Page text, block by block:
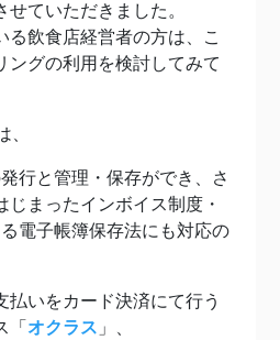
ていただきました。
る飲食店経営者の方は、こ
ングの利用を検討してみて
、
行と管理・保存ができ、さ
じまったインボイス制度・
電子帳簿保存法にも対応の
払いをカード決済にて行う
「 オクラス 」、